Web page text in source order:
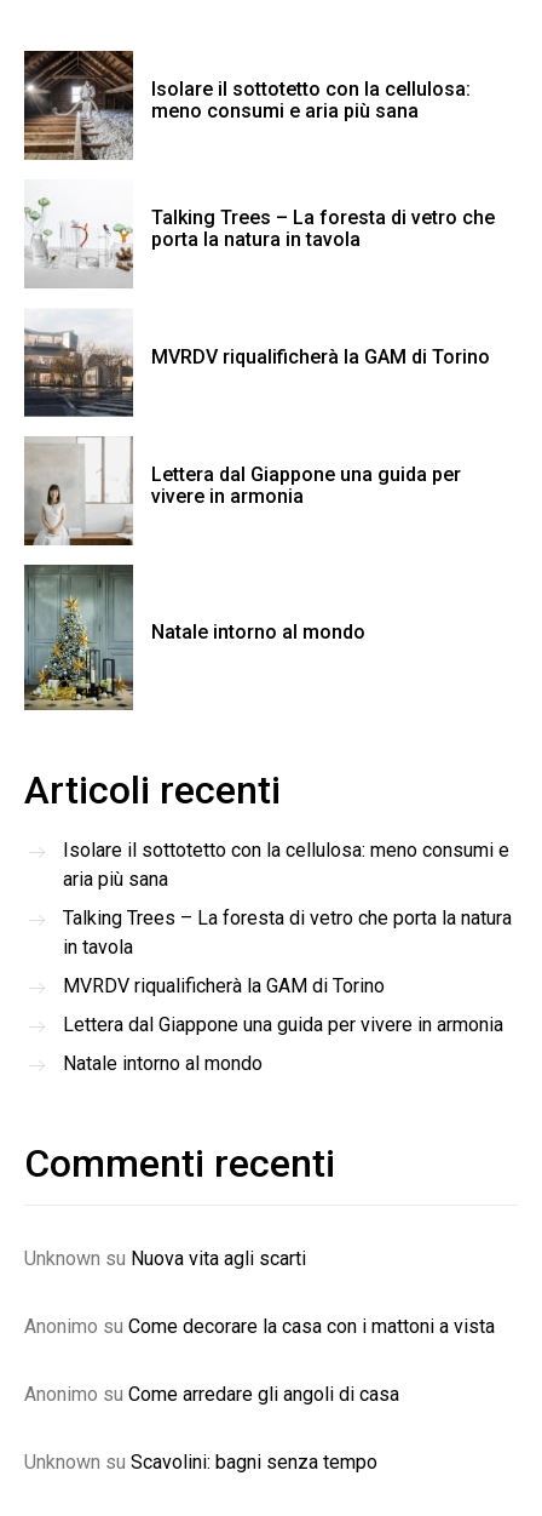
Isolare il sottotetto con la cellulosa:
meno consumi e aria più sana
Talking Trees – La foresta di vetro che
porta la natura in tavola
MVRDV riqualificherà la GAM di Torino
Lettera dal Giappone una guida per
vivere in armonia
Natale intorno al mondo
Articoli recenti
Isolare il sottotetto con la cellulosa: meno consumi e
aria più sana
Talking Trees – La foresta di vetro che porta la natura
in tavola
MVRDV riqualificherà la GAM di Torino
Lettera dal Giappone una guida per vivere in armonia
Natale intorno al mondo
Commenti recenti
Unknown su Nuova vita agli scarti
Anonimo su Come decorare la casa con i mattoni a vista
Anonimo su Come arredare gli angoli di casa
Unknown su Scavolini: bagni senza tempo